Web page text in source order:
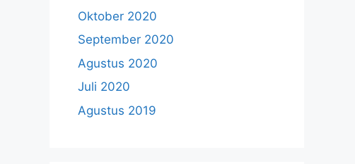
Oktober 2020
September 2020
Agustus 2020
Juli 2020
Agustus 2019